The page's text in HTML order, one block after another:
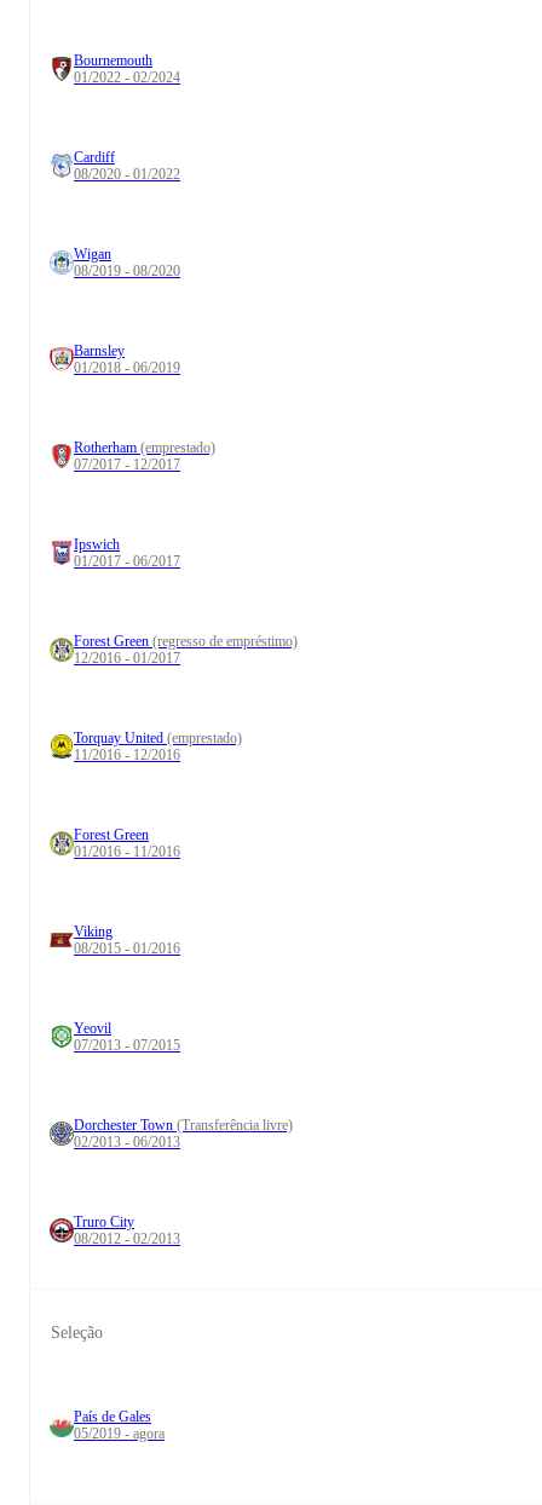
Bournemouth
01/2022 - 02/2024
Cardiff
08/2020 - 01/2022
Wigan
08/2019 - 08/2020
Barnsley
01/2018 - 06/2019
Rotherham (emprestado)
07/2017 - 12/2017
Ipswich
01/2017 - 06/2017
Forest Green (regresso de empréstimo)
12/2016 - 01/2017
Torquay United (emprestado)
11/2016 - 12/2016
Forest Green
01/2016 - 11/2016
Viking
08/2015 - 01/2016
Yeovil
07/2013 - 07/2015
Dorchester Town (Transferência livre)
02/2013 - 06/2013
Truro City
08/2012 - 02/2013
Seleção
País de Gales
05/2019 - agora